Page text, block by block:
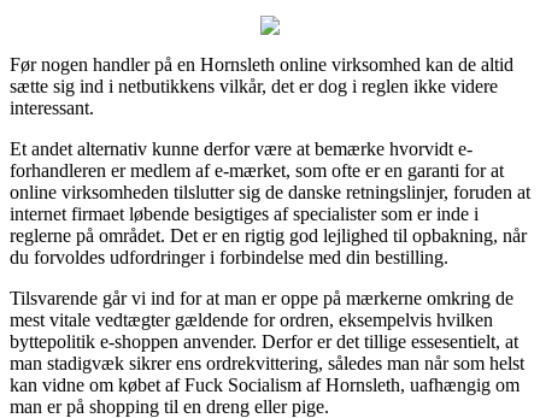
Før nogen handler på en Hornsleth online virksomhed kan de altid
sætte sig ind i netbutikkens vilkår, det er dog i reglen ikke videre
interessant.
Et andet alternativ kunne derfor være at bemærke hvorvidt e-
forhandleren er medlem af e-mærket, som ofte er en garanti for at
online virksomheden tilslutter sig de danske retningslinjer, foruden at
internet firmaet løbende besigtiges af specialister som er inde i
reglerne på området. Det er en rigtig god lejlighed til opbakning, når
du forvoldes udfordringer i forbindelse med din bestilling.
Tilsvarende går vi ind for at man er oppe på mærkerne omkring de
mest vitale vedtægter gældende for ordren, eksempelvis hvilken
byttepolitik e-shoppen anvender. Derfor er det tillige essesentielt, at
man stadigvæk sikrer ens ordrekvittering, således man når som helst
kan vidne om købet af Fuck Socialism af Hornsleth, uafhængig om
man er på shopping til en dreng eller pige.